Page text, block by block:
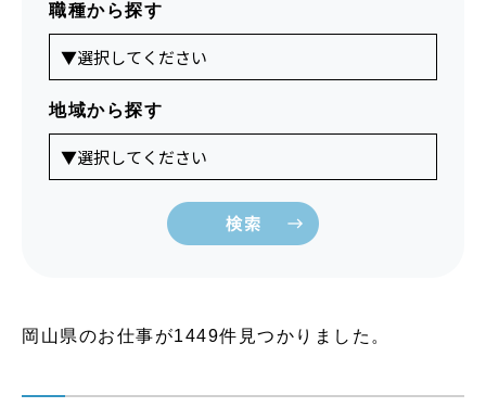
職種から探す
地域から探す
岡山県のお仕事が1449件見つかりました。